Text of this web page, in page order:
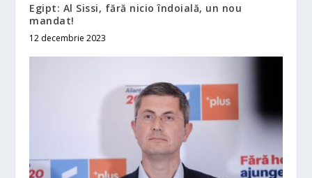
Egipt: Al Sissi, fără nicio îndoială, un nou
mandat!
12 decembrie 2023